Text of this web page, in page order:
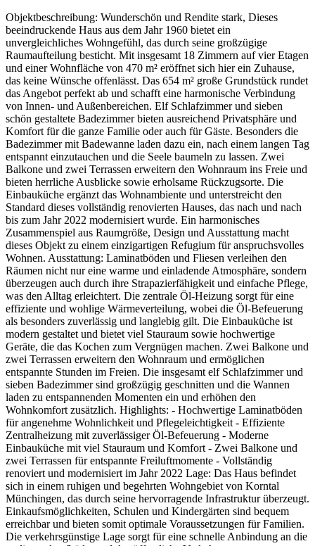
Objektbeschreibung: Wunderschön und Rendite stark, Dieses
beeindruckende Haus aus dem Jahr 1960 bietet ein
unvergleichliches Wohngefühl, das durch seine großzügige
Raumaufteilung besticht. Mit insgesamt 18 Zimmern auf vier Etagen
und einer Wohnfläche von 470 m² eröffnet sich hier ein Zuhause,
das keine Wünsche offenlässt. Das 654 m² große Grundstück rundet
das Angebot perfekt ab und schafft eine harmonische Verbindung
von Innen- und Außenbereichen. Elf Schlafzimmer und sieben
schön gestaltete Badezimmer bieten ausreichend Privatsphäre und
Komfort für die ganze Familie oder auch für Gäste. Besonders die
Badezimmer mit Badewanne laden dazu ein, nach einem langen Tag
entspannt einzutauchen und die Seele baumeln zu lassen. Zwei
Balkone und zwei Terrassen erweitern den Wohnraum ins Freie und
bieten herrliche Ausblicke sowie erholsame Rückzugsorte. Die
Einbauküche ergänzt das Wohnambiente und unterstreicht den
Standard dieses vollständig renovierten Hauses, das nach und nach
bis zum Jahr 2022 modernisiert wurde. Ein harmonisches
Zusammenspiel aus Raumgröße, Design und Ausstattung macht
dieses Objekt zu einem einzigartigen Refugium für anspruchsvolles
Wohnen. Ausstattung: Laminatböden und Fliesen verleihen den
Räumen nicht nur eine warme und einladende Atmosphäre, sondern
überzeugen auch durch ihre Strapazierfähigkeit und einfache Pflege,
was den Alltag erleichtert. Die zentrale Öl-Heizung sorgt für eine
effiziente und wohlige Wärmeverteilung, wobei die Öl-Befeuerung
als besonders zuverlässig und langlebig gilt. Die Einbauküche ist
modern gestaltet und bietet viel Stauraum sowie hochwertige
Geräte, die das Kochen zum Vergnügen machen. Zwei Balkone und
zwei Terrassen erweitern den Wohnraum und ermöglichen
entspannte Stunden im Freien. Die insgesamt elf Schlafzimmer und
sieben Badezimmer sind großzügig geschnitten und die Wannen
laden zu entspannenden Momenten ein und erhöhen den
Wohnkomfort zusätzlich. Highlights: - Hochwertige Laminatböden
für angenehme Wohnlichkeit und Pflegeleichtigkeit - Effiziente
Zentralheizung mit zuverlässiger Öl-Befeuerung - Moderne
Einbauküche mit viel Stauraum und Komfort - Zwei Balkone und
zwei Terrassen für entspannte Freiluftmomente - Vollständig
renoviert und modernisiert im Jahr 2022 Lage: Das Haus befindet
sich in einem ruhigen und begehrten Wohngebiet von Korntal
Münchingen, das durch seine hervorragende Infrastruktur überzeugt.
Einkaufsmöglichkeiten, Schulen und Kindergärten sind bequem
erreichbar und bieten somit optimale Voraussetzungen für Familien.
Die verkehrsgünstige Lage sorgt für eine schnelle Anbindung an die